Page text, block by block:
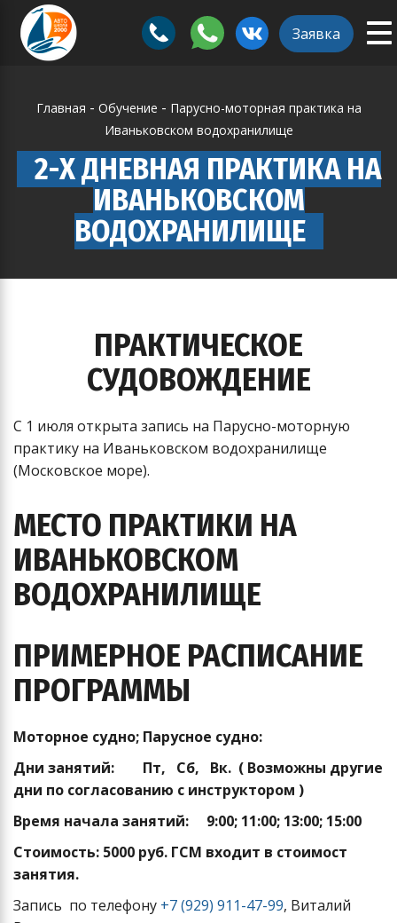
Заявка
Главная - Обучение - Парусно-моторная практика на
Иваньковском водохранилище
2-Х ДНЕВНАЯ ПРАКТИКА НА
ИВАНЬКОВСКОМ
ВОДОХРАНИЛИЩЕ
ПРАКТИЧЕСКОЕ
СУДОВОЖДЕНИЕ
С 1 июля открыта запись на Парусно-моторную
практику на Иваньковском водохранилище
(Московское море).
МЕСТО ПРАКТИКИ НА
ИВАНЬКОВСКОМ
ВОДОХРАНИЛИЩЕ
ПРИМЕРНОЕ РАСПИСАНИЕ
ПРОГРАММЫ
Моторное судно; Парусное судно:
Дни занятий: Пт, Сб, Вк. ( Возможны другие
дни по согласованию с инструктором )
Время начала занятий: 9:00; 11:00; 13:00; 15:00
Стоимость: 5000 руб. ГСМ входит в стоимост
занятия.
Запись по телефону +7 (929) 911-47-99, Виталий